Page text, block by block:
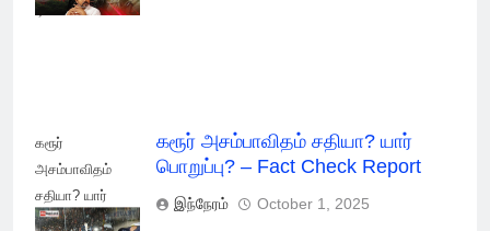
ஏன்?
கரூர்
அசம்பாவிதம்
சதியா? யார்
பொறுப்பு? - Fact
கரூர் அசம்பாவிதம் சதியா? யார்
பொறுப்பு? – Fact Check Report
இந்நேரம் October 1, 2025